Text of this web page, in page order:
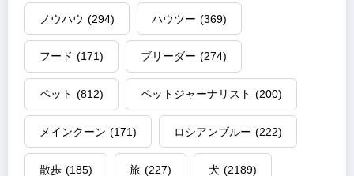
ノウハウ (294) ハウツー (369)
フード (171) ブリーダー (274)
ペット (812) ペットジャーナリスト (200)
メインクーン (171) ロシアンブルー (222)
散歩 (185) 旅 (227) 犬 (2189)